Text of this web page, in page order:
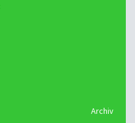
Archiv